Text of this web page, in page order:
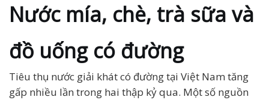
Nước mía, chè, trà sữa và
đồ uống có đường
Tiêu thụ nước giải khát có đường tại Việt Nam tăng
gấp nhiều lần trong hai thập kỷ qua. Một số nguồn